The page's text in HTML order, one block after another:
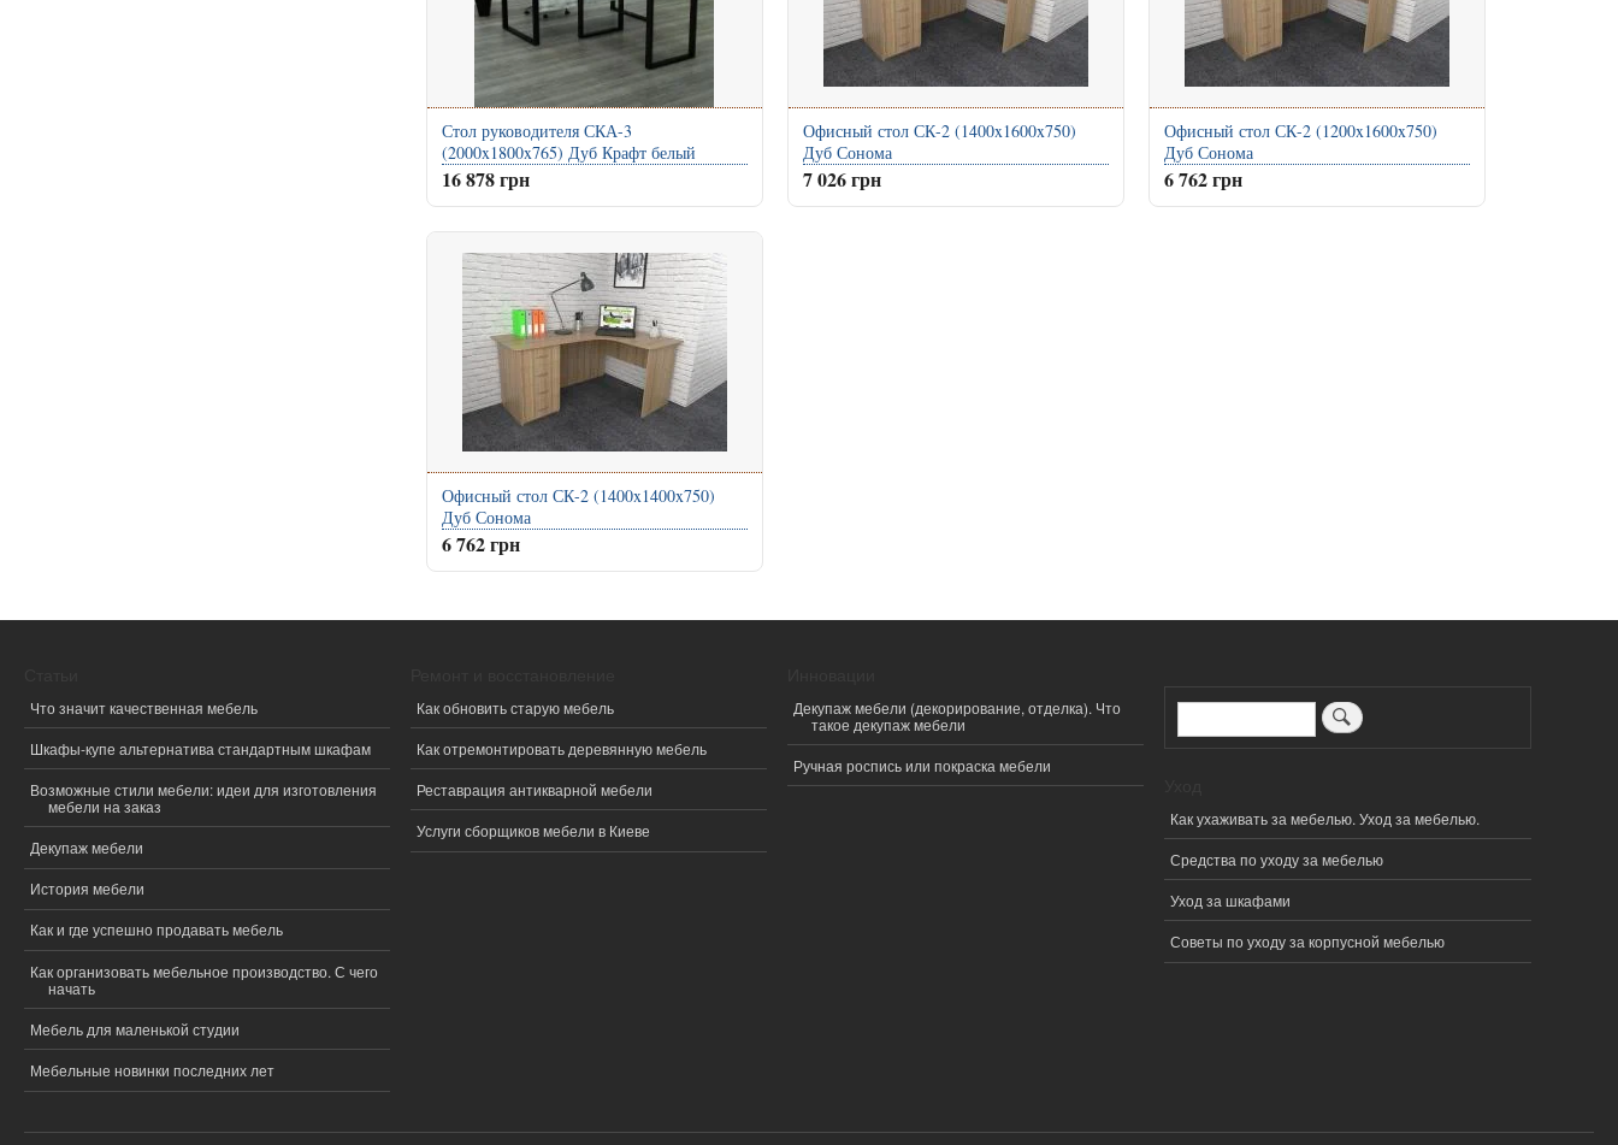
Стол руководителя СКА-3
(2000x1800x765) Дуб Крафт белый
16 878 грн
Офисный стол СК-2 (1400x1600x750)
Дуб Сонома
7 026 грн
Офисный стол СК-2 (1200x1600x750)
Дуб Сонома
6 762 грн
Офисный стол СК-2 (1400x1400x750)
Дуб Сонома
6 762 грн
Что значит качественная мебель
Шкафы-купе альтернатива стандартным шкафам
Возможные стили мебели: идеи для изготовления
мебели на заказ
Декупаж мебели
История мебели
Как и где успешно продавать мебель
Как организовать мебельное производство. С чего
начать
Мебель для маленькой студии
Мебельные новинки последних лет
Как обновить старую мебель
Как отремонтировать деревянную мебель
Реставрация антикварной мебели
Услуги сборщиков мебели в Киеве
Декупаж мебели (декорирование, отделка). Что
такое декупаж мебели
Ручная роспись или покраска мебели
Поиск
Как ухаживать за мебелью. Уход за мебелью.
Средства по уходу за мебелью
Уход за шкафами
Советы по уходу за корпусной мебелью